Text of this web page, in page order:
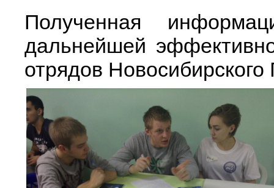
Полученная
дальнейшей
отрядов Новосибирского